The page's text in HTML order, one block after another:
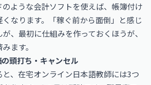
ような会計ソフトを使えば、帳簿付け
なります。「稼ぐ前から面倒」と感じ
、最初に仕組みを作っておくほうが、
ます。
頭打ち・キャンセル
、在宅オンライン日本語教師には3つ